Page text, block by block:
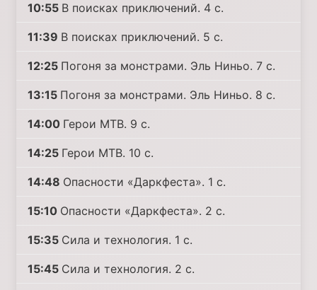
10:55 В поисках приключений. 4 с.
11:39 В поисках приключений. 5 с.
12:25 Погоня за монстрами. Эль Ниньо. 7 с.
13:15 Погоня за монстрами. Эль Ниньо. 8 с.
14:00 Герои MTB. 9 с.
14:25 Герои MTB. 10 с.
14:48 Опасности «Даркфеста». 1 с.
15:10 Опасности «Даркфеста». 2 с.
15:35 Сила и технология. 1 с.
15:45 Сила и технология. 2 с.